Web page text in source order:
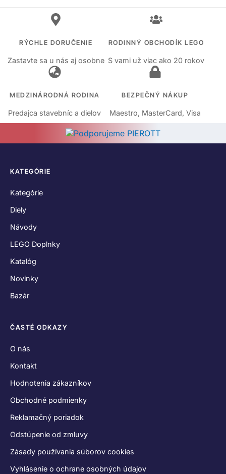
RÝCHLE DORUČENIE
Zastavte sa u nás aj osobne
RODINNÝ OBCHODÍK LEGO
S vami už viac ako 20 rokov
MEDZINÁRODNÁ RODINA
Predajca stavebníc a dielov
BEZPEČNÝ NÁKUP
Maestro, MasterCard, Visa
KATEGÓRIE
Kategórie
Diely
Návody
LEGO Doplnky
Katalóg
Novinky
Bazár
ČASTÉ ODKAZY
O nás
Kontakt
Hodnotenia zákazníkov
Obchodné podmienky
Reklamačný poriadok
Odstúpenie od zmluvy
Zásady používania súborov cookies
Vyhlásenie o ochrane osobných údajov